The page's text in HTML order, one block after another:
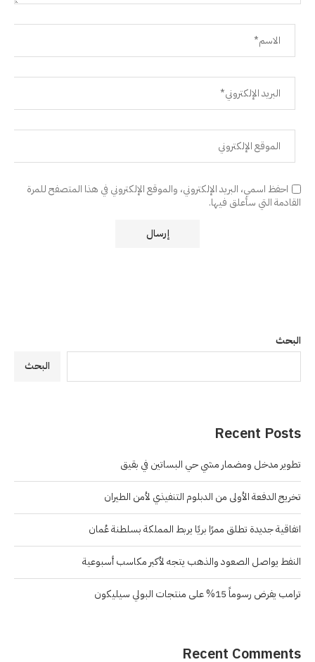
احفظ اسمي، البريد الإلكتروني، والموقع الإلكتروني في هذا المتصفح للمرة
القادمة التي سأعلق فيها.
البحث
البحث
Recent Posts
تطوير مدخل ومضمار مشي حي البساتين في بقيق
تخريج الدفعة الأولى من الدبلوم التنفيذي لأمن الطيران
اتفاقية جديدة تطلق ممرًا بريًا يربط المملكة بسلطنة عُمان
النفط يواصل الصعود والذهب يتجه لأكبر مكاسب أسبوعية
ترامب يفرض رسوماً 15% على منتجات البولي سيليكون
Recent Comments